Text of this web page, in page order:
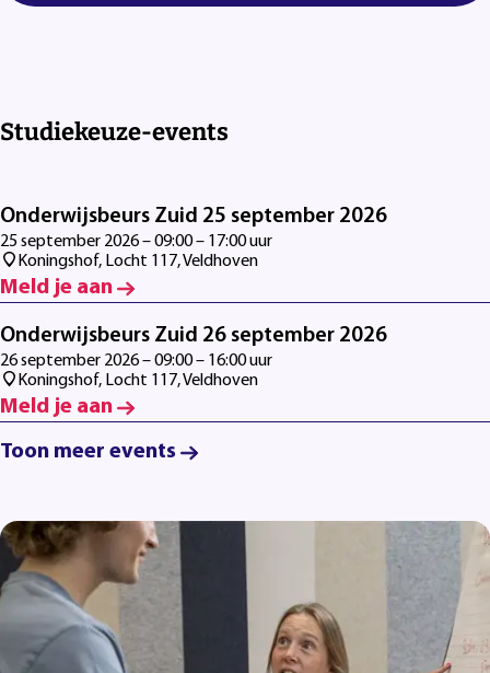
Studiekeuze-events
Onderwijsbeurs Zuid 25 september 2026
25 september 2026 – 09:00 – 17:00 uur
Koningshof, Locht 117, Veldhoven
Meld je aan
Onderwijsbeurs Zuid 26 september 2026
26 september 2026 – 09:00 – 16:00 uur
Koningshof, Locht 117, Veldhoven
Meld je aan
Toon meer events